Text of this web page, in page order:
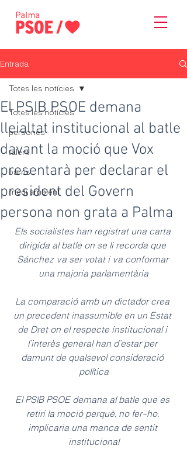
Entrada
Totes les notícies
persones
talent
barris
medi ambient
Totes les notícies
El PSIB PSOE demana
lleialtat institucional al batle
davant la moció que Vox
presentarà per declarar el
president del Govern
persona non grata a Palma
Els socialistes han registrat una carta
dirigida al batle on se li recorda que
Sánchez va ser votat i va conformar
una majoria parlamentària
La comparació amb un dictador crea
un precedent inassumible en un Estat
de Dret on el respecte institucional i
l’interès general han d’estar per
damunt de qualsevol consideració
política
El PSIB PSOE demana al batle que es
retiri la moció perquè, no fer-ho,
implicaria una manca de sentit
institucional